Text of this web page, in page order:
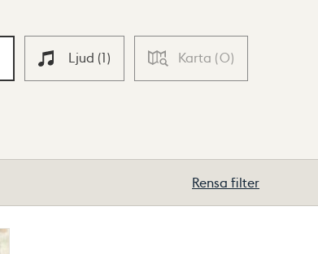
Ljud (1) Karta (0)
Rensa filter